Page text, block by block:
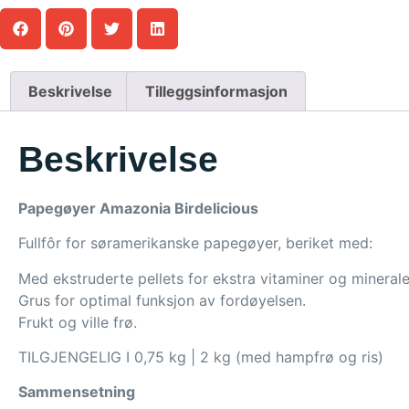
Beskrivelse Tilleggsinformasjon
Beskrivelse
Papegøyer Amazonia Birdelicious
Fullfôr for søramerikanske papegøyer, beriket med:
Med ekstruderte pellets for ekstra vitaminer og
Grus for optimal funksjon av fordøyelsen.
Frukt og ville frø.
TILGJENGELIG I 0,75 kg | 2 kg (med hampfrø og ris)
Sammensetning